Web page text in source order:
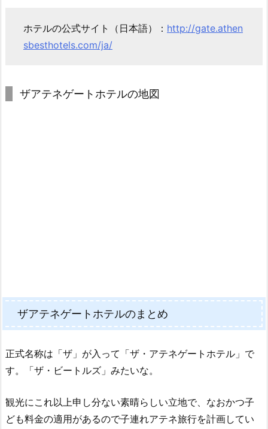
ホテルの公式サイト（日本語）： http://gate.athen
sbesthotels.com/ja/
ザアテネゲートホテルの地図
ザアテネゲートホテルのまとめ
正式名称は「ザ」が入って「ザ・アテネゲートホテル」で
す。「ザ・ビートルズ」みたいな。
観光にこれ以上申し分ない素晴らしい立地で、なおかつ子
ども料金の適用があるので子連れアテネ旅行を計画してい